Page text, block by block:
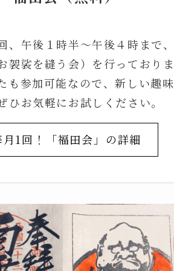
、午後１時半～午後４時まで、
袈裟を縫う会）を行っておりま
も参加可能なので、新しい趣味
ひお気軽にお試しください。
月1回！「福田会」の詳細